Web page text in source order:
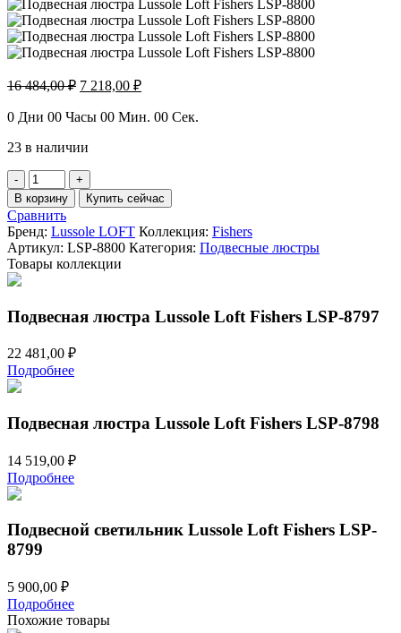
16 484,00₽ Первоначальная
составляла
484,00 ₽.
7 218,00 ₽Текущая
7
0 Дни 00 Часы 00 Мин. 00 Сек.
23 в наличии
Количество
товара
Подвесная
люстра
Lussole
Loft
Fishers
В корзину Купить сейчас
Сравнить
Бренд: Lussole LOFT Коллекция: Fishers
Артикул: LSP-8800 Категория: Подвесные люстры
Товары коллекции
Подвесная люстра Lussole Loft Fishers LSP-8797
22 481,00 ₽
Подробнее
Подвесная люстра Lussole Loft Fishers LSP-8798
14 519,00 ₽
Подробнее
Подвесной светильник Lussole Loft Fishers LSP-
8799
5 900,00 ₽
Подробнее
Похожие товары